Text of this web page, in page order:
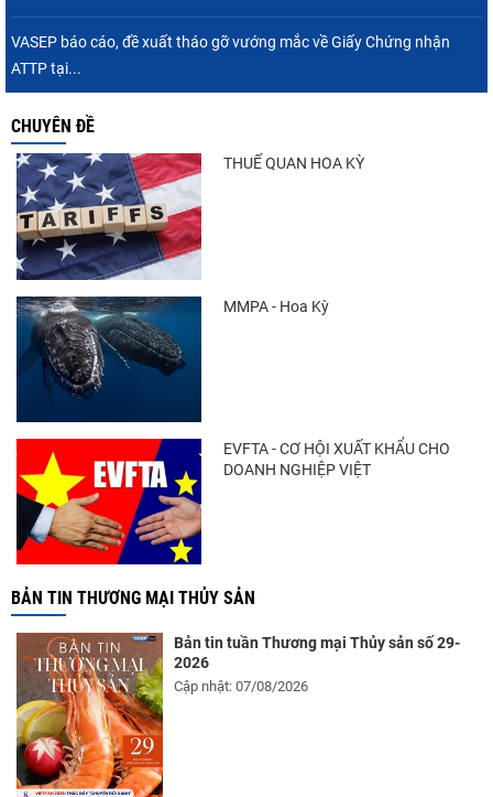
VASEP báo cáo, đề xuất tháo gỡ vướng mắc về Giấy Chứng nhận
ATTP tại...
CHUYÊN ĐỀ
THUẾ QUAN HOA KỲ
MMPA - Hoa Kỳ
EVFTA - CƠ HỘI XUẤT KHẨU CHO
DOANH NGHIỆP VIỆT
BẢN TIN THƯƠNG MẠI THỦY SẢN
Bản tin tuần Thương mại Thủy sản số 29-
2026
Cập nhật: 07/08/2026